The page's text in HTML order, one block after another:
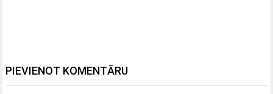
PIEVIENOT KOMENTĀRU